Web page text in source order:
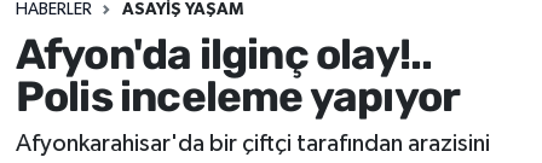
HABERLER ASAYIŞ YAŞAM
Afyon'da ilginç olay!..
Polis inceleme yapıyor
Afyonkarahisar'da bir çiftçi tarafından arazisini
Sağlık
Eğitim